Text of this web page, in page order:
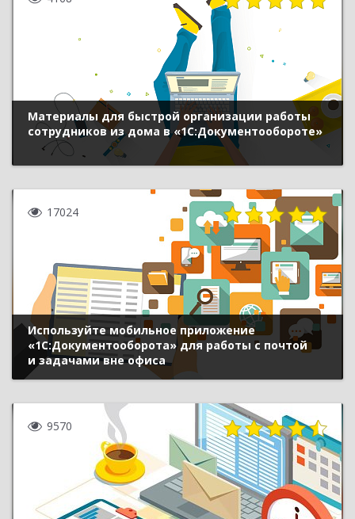
Материалы для быстрой организации работы
сотрудников из дома в «1С:Документообороте»
17024
Используйте мобильное приложение
«1С:Документооборота» для работы с почтой
и задачами вне офиса
9570